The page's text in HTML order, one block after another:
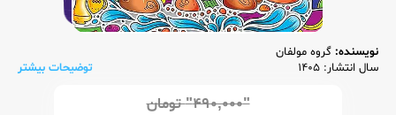
نویسنده: گروه مولفان
سال انتشار: 1405
توضیحات بیشتر
"۴۹۰,۰۰۰" تومان